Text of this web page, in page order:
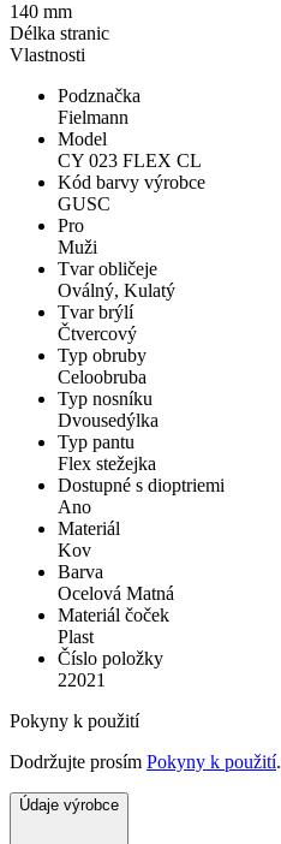
Vlastnosti
Podznačka
Fielmann
Model
CY 023 FLEX CL
Kód barvy výrobce
GUSC
Pro
Muži
Tvar obličeje
Oválný, Kulatý
Tvar brýlí
Čtvercový
Typ obruby
Celoobruba
Typ nosníku
Dvousedýlka
Typ pantu
Flex stežejka
Dostupné s dioptriemi
Ano
Materiál
Kov
Barva
Ocelová Matná
Materiál čoček
Plast
Číslo položky
22021
Pokyny k použití
Dodržujte prosím Pokyny k použití.
Údaje výrobce
140 mm
Délka stranic